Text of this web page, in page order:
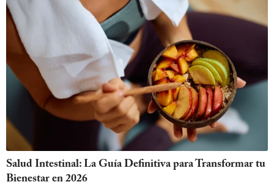
Salud Intestinal: La Guía Definitiva para Transformar tu
Bienestar en 2026